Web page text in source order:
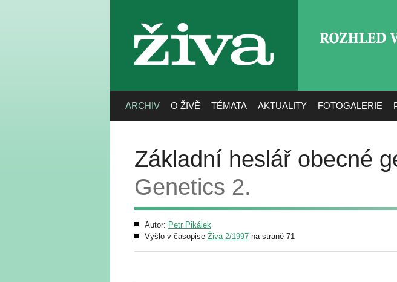
živa
ARCHIV O ŽIVĚ TÉMATA AKTUALITY FOTOGALERIE
Základní heslář obecné
Genetics 2.
Autor: Petr Pikálek
Vyšlo v časopise Živa 2/1997 na straně 71